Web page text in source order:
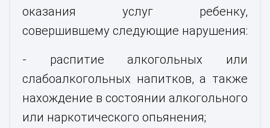
оказания услуг ребенку,
совершившему следующие нарушения:
- распитие алкогольных или
слабоалкогольных напитков, а также
нахождение в состоянии алкогольного
или наркотического опьянения;